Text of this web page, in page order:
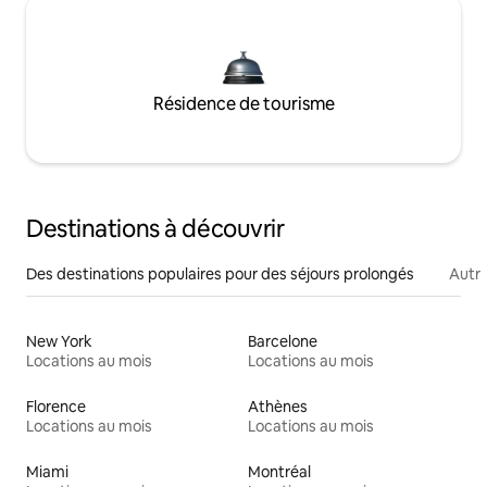
Résidence de tourisme
Destinations à découvrir
Des destinations populaires pour des séjours prolongés
New York
Locations au mois
Barcelone
Locations au mois
Florence
Locations au mois
Athènes
Locations au mois
Miami
Montréal